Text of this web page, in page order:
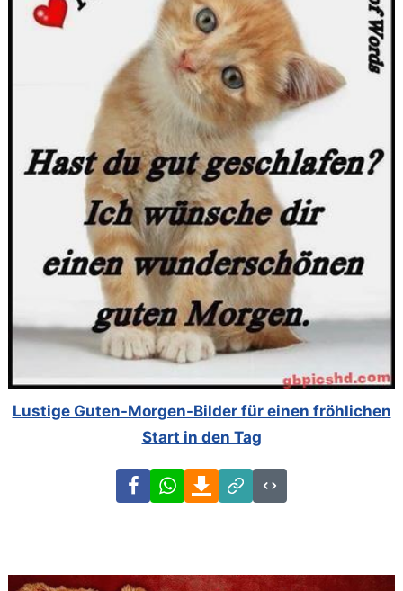
Lustige Guten-Morgen-Bilder für einen fröhlichen
Start in den Tag
FacebookWhatsAppDownload
Link
Code